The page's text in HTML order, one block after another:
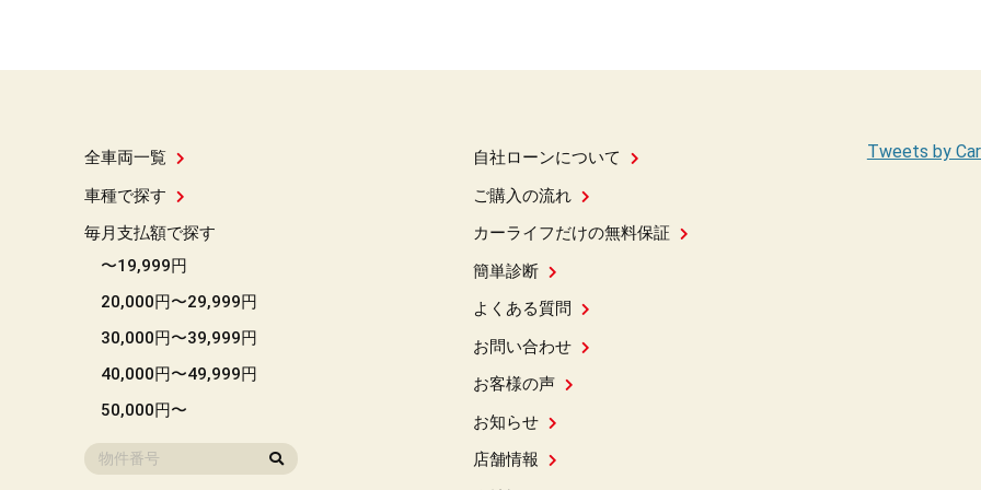
全車両一覧
車種で探す
毎月支払額で探す
〜19,999円
20,000円〜29,999円
30,000円〜39,999円
40,000円〜49,999円
50,000円〜
自社ローンについて
ご購入の流れ
カーライフだけの無料保証
簡単診断
よくある質問
お問い合わせ
お客様の声
お知らせ
店舗情報
Tweets by